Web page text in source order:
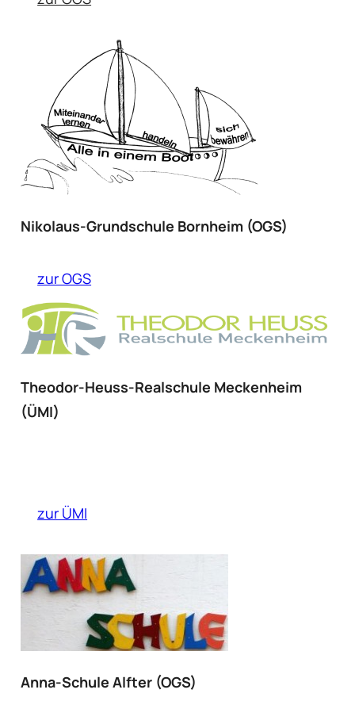
Nikolaus-Grundschule Bornheim (OGS)
zur OGS
Theodor-Heuss-Realschule Meckenheim
(ÜMI)
zur ÜMI
Anna-Schule Alfter (OGS)